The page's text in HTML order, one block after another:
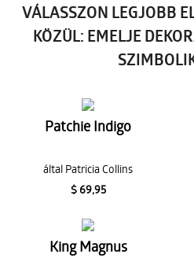
VÁLASSZON LEGJOBB
KÖZÜL: EMELJE
Patchie Indigo
által Patricia Collins
$ 69,95
King Magnus